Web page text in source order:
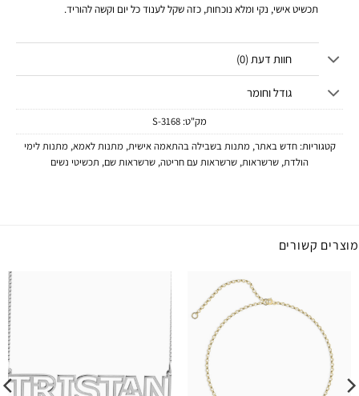
תכשיט אישי, נקי ומלא נוכחות, כזה שקל לענוד כל יום וקשה להוריד.
חוות דעת (0)
גודל וחומר
מק"ט: 3168-S
קטגוריות:חדש באתר, מתנות בשבילה בהתאמה אישית, מתנות לאמא, מתנות לימי
הולדת, שרשראות, שרשראות עם חריטה, שרשראות שם, תכשיטי נשים
מוצרים קשורים